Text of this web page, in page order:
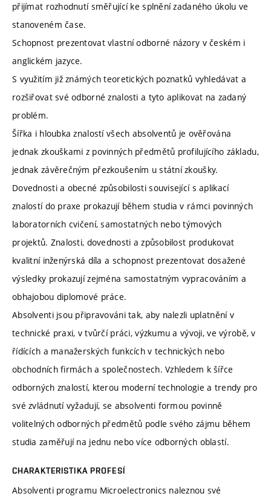
přijímat rozhodnutí směřující ke splnění zadaného úkolu ve
stanoveném čase.
Schopnost prezentovat vlastní odborné názory v českém i
anglickém jazyce.
S využitím již známých teoretických poznatků vyhledávat a
rozšiřovat své odborné znalosti a tyto aplikovat na zadaný
problém.
Šířka i hloubka znalostí všech absolventů je ověřována
jednak zkouškami z povinných předmětů profilujícího základu,
jednak závěrečným přezkoušením u státní zkoušky.
Dovednosti a obecné způsobilosti související s aplikací
znalostí do praxe prokazují během studia v rámci povinných
laboratorních cvičení, samostatných nebo týmových
projektů. Znalosti, dovednosti a způsobilost produkovat
kvalitní inženýrská díla a schopnost prezentovat dosažené
výsledky prokazují zejména samostatným vypracováním a
obhajobou diplomové práce.
Absolventi jsou připravováni tak, aby nalezli uplatnění v
technické praxi, v tvůrčí práci, výzkumu a vývoji, ve výrobě, v
řídících a manažerských funkcích v technických nebo
obchodních firmách a společnostech. Vzhledem k šířce
odborných znalostí, kterou moderní technologie a trendy pro
své zvládnutí vyžadují, se absolventi formou povinně
volitelných odborných předmětů podle svého zájmu během
studia zaměřují na jednu nebo více odborných oblastí.
CHARAKTERISTIKA PROFESÍ
Absolventi programu Microelectronics naleznou své